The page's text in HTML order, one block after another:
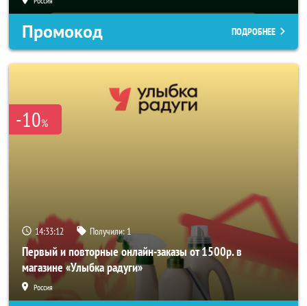
Промокод ПОДРОБНЕЕ
-10%
14:33:10 Получили:1
Первый и повторные онлайн-заказы от 1500р. в
магазине «Улыбка радуги»
Россия